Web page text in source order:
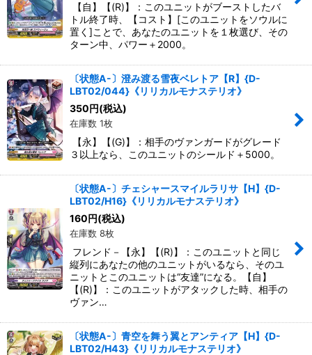
【自】【(R)】：このユニットがブーストしたバ
トル終了時、【コスト】[このユニットをソウルに
置く]ことで、あなたのユニットを１枚選び、その
ターン中、パワー＋2000。
〔状態A-〕澄み渡る雪夜ベレトア【R】{D-
LBT02/044}《リリカルモナステリオ》
350円(税込)
在庫数 1枚
【永】【(G)】：相手のヴァンガードがグレード
３以上なら、このユニットのシールド＋5000。
〔状態A-〕チェシャースマイルラリサ【H】{D-
LBT02/H16}《リリカルモナステリオ》
160円(税込)
在庫数 8枚
フレンド－【永】【(R)】：このユニットと同じ
縦列にあなたの他のユニットがいるなら、そのユ
ニットとこのユニットは“友達”になる。【自】
【(R)】：このユニットがアタックした時、相手の
ヴァン…
〔状態A-〕青空を舞う翼とアンティア【H】{D-
LBT02/H43}《リリカルモナステリオ》